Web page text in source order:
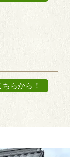
らから！